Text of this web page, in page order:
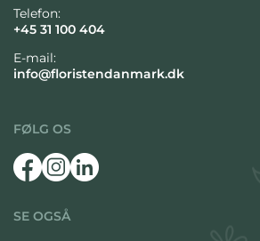
Telefon:
+45 31 100 404
E-mail:
info@floristendanmark.dk
FØLG OS
SE OGSÅ